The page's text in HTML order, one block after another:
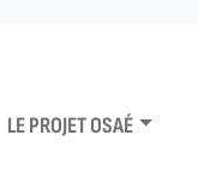
LE PROJET OSAÉ